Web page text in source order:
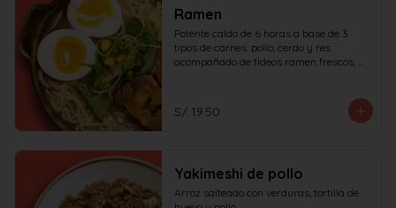
Ramen
Potente caldo de 6 horas a base de 3
tipos de carnes: pollo, cerdo y res
acompañado de fideos ramen frescos,
S/ 19.50
Yakimeshi de pollo
Arroz salteado con verduras, tortilla de